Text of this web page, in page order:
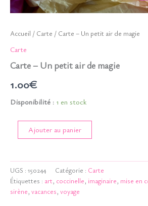
Accueil / Carte / Carte – Un petit air de magie
Carte
Carte – Un petit air de magie
1.00€
Disponibilité : 1 en stock
petit
air
de
Ajouter au panier
UGS : 150244 Catégorie : Carte
Étiquettes : art, coccinelle, imaginaire, mise en
sirène, vacances, voyage